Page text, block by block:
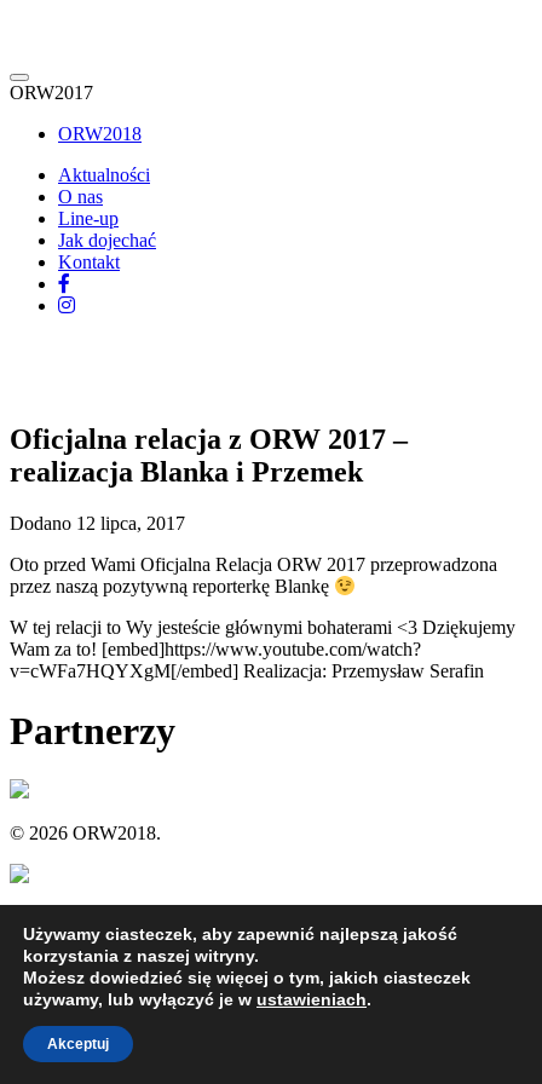
ORW2017
ORW2018
Aktualności
O nas
Line-up
Jak dojechać
Kontakt
Oficjalna relacja z ORW 2017 –
realizacja Blanka i Przemek
Dodano 12 lipca, 2017
Oto przed Wami Oficjalna Relacja ORW 2017 przeprowadzona
przez naszą pozytywną reporterkę Blankę
W tej relacji to Wy jesteście głównymi bohaterami <3 Dziękujemy
Wam za to! [embed]https://www.youtube.com/watch?
v=cWFa7HQYXgM[/embed] Realizacja: Przemysław Serafin
Partnerzy
© 2026 ORW2018.
Używamy ciasteczek, aby zapewnić najlepszą jakość
korzystania z naszej witryny.
Możesz dowiedzieć się więcej o tym, jakich ciasteczek
używamy, lub wyłączyć je w ustawieniach.
Akceptuj